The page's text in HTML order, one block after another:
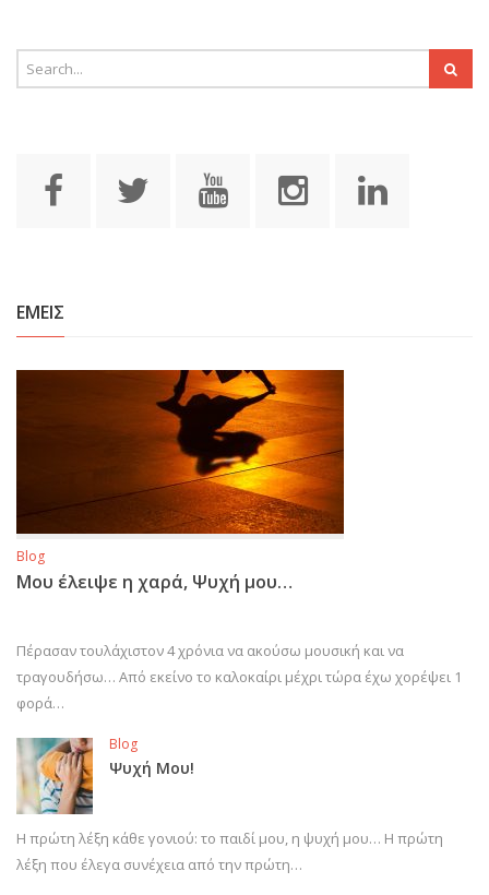
ΕΜΕΙΣ
Blog
Μου έλειψε η χαρά, Ψυχή μου…
Πέρασαν τουλάχιστον 4 χρόνια να ακούσω μουσική και να
τραγουδήσω… Από εκείνο το καλοκαίρι μέχρι τώρα έχω χορέψει 1
φορά…
Blog
Ψυχή Μου!
Η πρώτη λέξη κάθε γονιού: το παιδί μου, η ψυχή μου… Η πρώτη
λέξη που έλεγα συνέχεια από την πρώτη…